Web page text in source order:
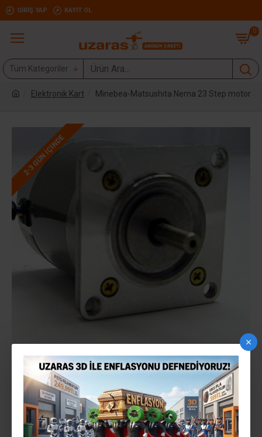
GIRIŞ YAP KAYIT OL
0
Tüm Kategoriler
Elektronik Kart Minebea-Matsushita Nema 23 Step motor
2-3 GÜN IÇINDE
MINEBEA-MATSUSHITA NEMA 23 STEP MOTOR